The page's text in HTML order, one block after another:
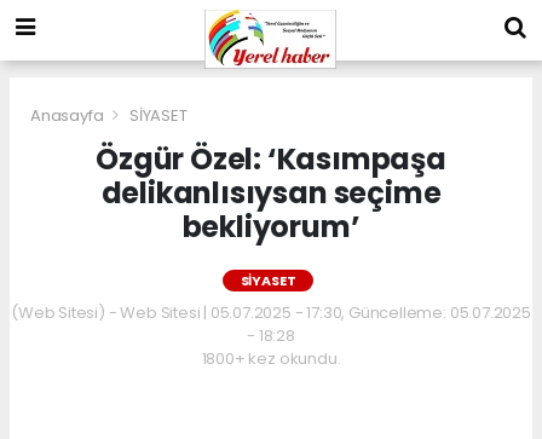
Anasayfa SİYASET
Özgür Özel: ‘Kasımpaşa
delikanlısıysan seçime
bekliyorum’
SİYASET
(Web Sitesi) - Web Sitesi | 05.07.2025 - 17:30, Güncelleme: 05.07.2025
- 18:28
1800+ kez okundu.